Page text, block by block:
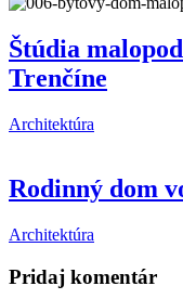
Štúdia
Trenčíne
Architektúra
Rodinný dom
Architektúra
Pridaj komentár